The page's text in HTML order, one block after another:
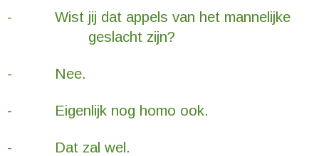
- Wist jij dat appels van het mannelijke
geslacht zijn?
- Nee.
- Eigenlijk nog homo ook.
- Dat zal wel.